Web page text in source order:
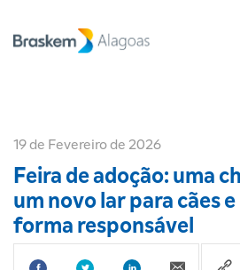
19 de Fevereiro de 2026
Feira de adoção: uma
um novo lar para cães
forma responsável